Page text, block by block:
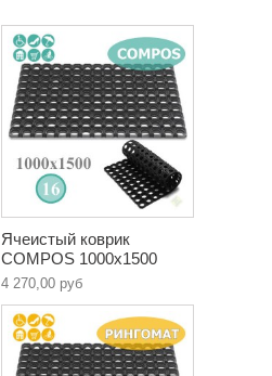
Ячеистый коврик
COMPOS 1000х1500
4 270,00 руб